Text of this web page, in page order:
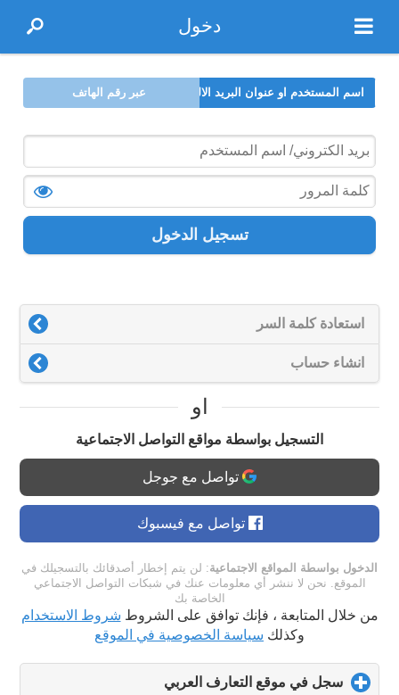
دخول
اسم المستخدم او عنوان البريد الالكتروني عبر رقم الهاتف
تسجيل الدخول
استعادة كلمة السر
انشاء حساب
او
التسجيل بواسطة مواقع التواصل الاجتماعية
تواصل مع جوجل
تواصل مع فيسبوك
الدخول بواسطة المواقع الاجتماعية: لن يتم إخطار أصدقائك بالتسجيلك في
الموقع. نحن لا ننشر أي معلومات عنك في شبكات التواصل الاجتماعي
الخاصة بك
من خلال المتابعة ، فإنك توافق على الشروط شروط الاستخدام
وكذلك سياسة الخصوصية في الموقع
سجل في موقع التعارف العربي